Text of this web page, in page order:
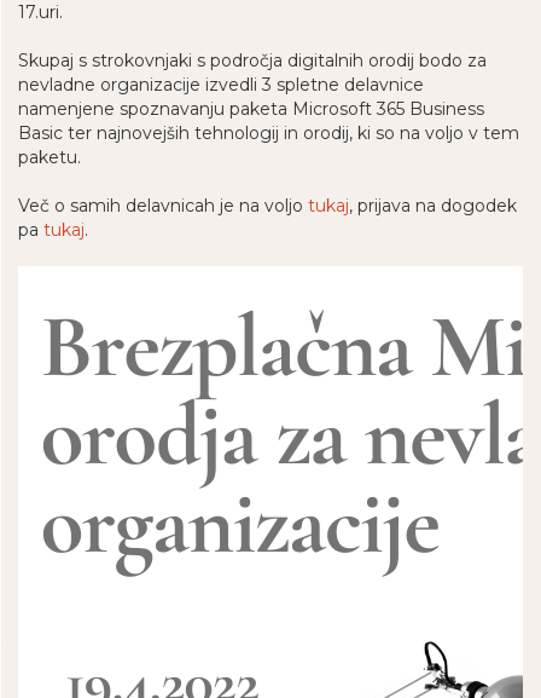
17.uri.
Skupaj s strokovnjaki s področja digitalnih orodij bodo za
nevladne organizacije izvedli 3 spletne delavnice
namenjene spoznavanju paketa Microsoft 365 Business
Basic ter najnovejših tehnologij in orodij, ki so na voljo v tem
paketu.
Več o samih delavnicah je na voljo tukaj, prijava na dogodek
pa tukaj.